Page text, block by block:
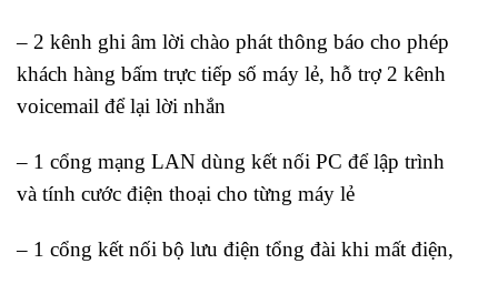
– 2 kênh ghi âm lời chào phát thông báo cho phép
khách hàng bấm trực tiếp số máy lẻ, hỗ trợ 2 kênh
voicemail để lại lời nhắn
– 1 cổng mạng LAN dùng kết nối PC để lập trình
và tính cước điện thoại cho từng máy lẻ
– 1 cổng kết nối bộ lưu điện tổng đài khi mất điện,